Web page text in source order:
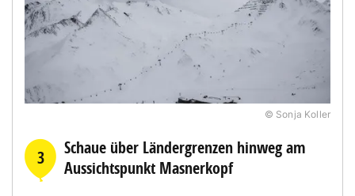
© Sonja Koller
3
Schaue über Ländergrenzen hinweg am
Aussichtspunkt Masnerkopf